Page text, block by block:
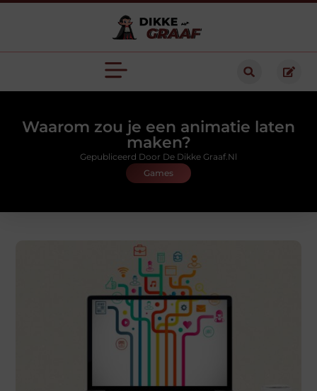
Waarom zou je een animatie laten
maken?
Games
Gepubliceerd Door De Dikke Graaf.nl